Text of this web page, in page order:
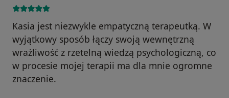
Kasia jest niezwykle empatyczną terapeutką. W
wyjątkowy sposób łączy swoją wewnętrzną
wrażliwość z rzetelną wiedzą psychologiczną, co
w procesie mojej terapii ma dla mnie ogromne
znaczenie.